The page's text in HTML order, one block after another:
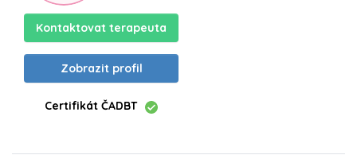
Kontaktovat terapeuta
Zobrazit profil
Certifikát ČADBT